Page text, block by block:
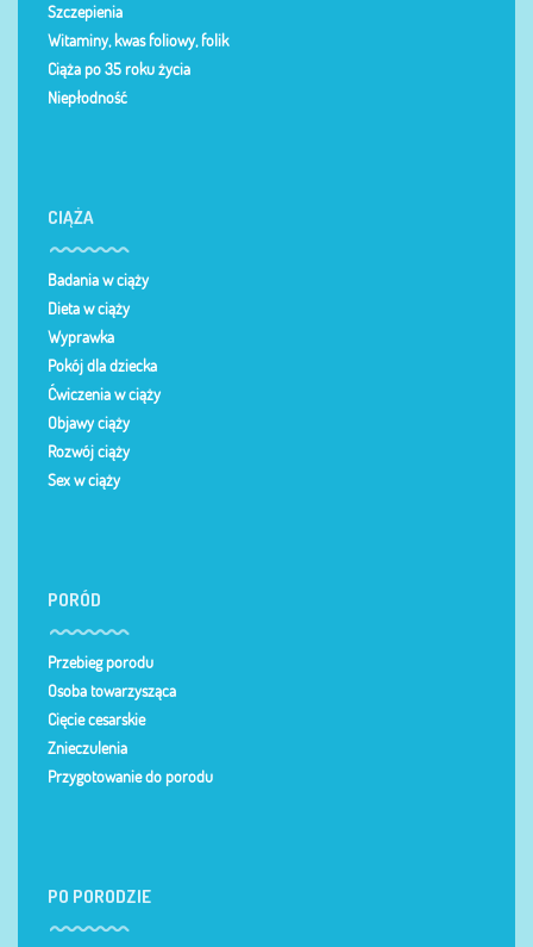
Szczepienia
Witaminy, kwas foliowy, folik
Ciąża po 35 roku życia
Niepłodność
CIĄŻA
Badania w ciąży
Dieta w ciąży
Wyprawka
Pokój dla dziecka
Ćwiczenia w ciąży
Objawy ciąży
Rozwój ciąży
Sex w ciąży
PORÓD
Przebieg porodu
Osoba towarzysząca
Cięcie cesarskie
Znieczulenia
Przygotowanie do porodu
PO PORODZIE